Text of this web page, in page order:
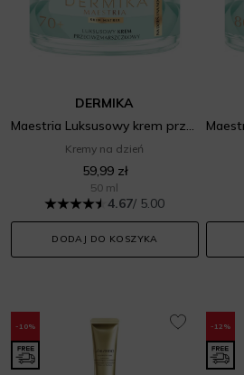
DERMIKA
Maestria Luksusowy krem przeciwzmarszczkowy 70+
Kremy na dzień
59,99 zł
50 ml
4.67/ 5.00
DODAJ DO KOSZYKA
-10% -12%